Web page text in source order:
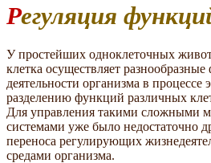
Регуляция
У простейших одноклеточных
клетка осуществляет
деятельности организма в
разделению функций различных
Для управления такими сложными
системами уже было недостаточно
переноса регулирующих
средами организма.